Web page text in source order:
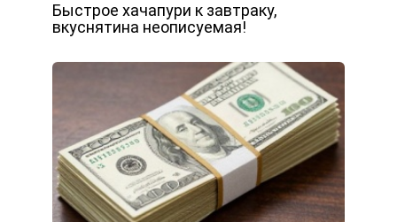
Быстрое хачапури к завтраку,
вкуснятина неописуемая!